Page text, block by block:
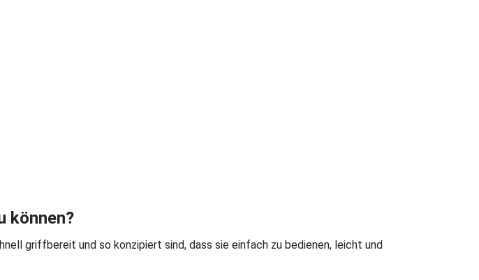
können?
griffbereit und so konzipiert sind, dass sie einfach zu bedienen, leicht und